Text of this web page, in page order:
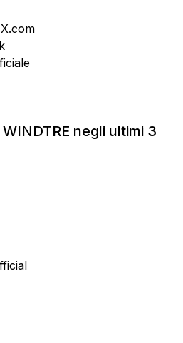
negli ultimi 3